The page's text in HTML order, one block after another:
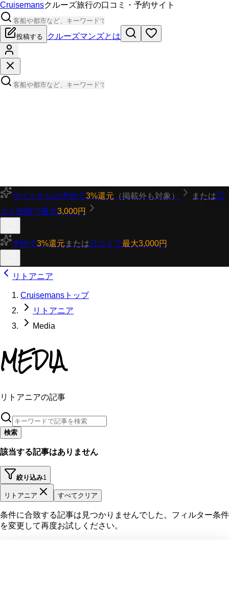
Cruisemansクルーズ旅行の口コミ・予約サイト
投稿する クルーズマンズとは
サイトからの予約で3%還元 （掲載外も対象） または口
コミ投稿で最大3,000円
予約で3%還元 または口コミで最大3,000円
リトアニア
Cruisemansトップ
リトアニア
Media
MEDIA
リトアニアの記事
検索
該当する記事はありません
絞り込み1
リトアニア すべてクリア
条件に合致する記事は見つかりませんでした。フィルター条件
を変更して再度お試しください。